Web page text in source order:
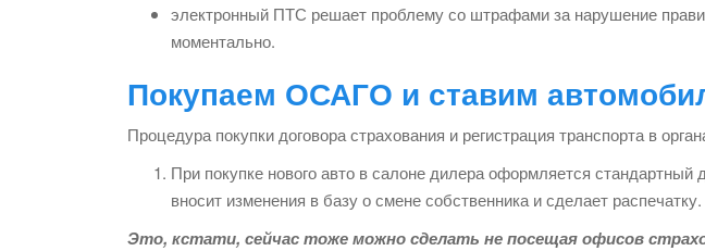
электронный ПТС решает проблему со штрафами за нарушение
моментально.
Покупаем ОСАГО и ставим
Процедура покупки договора страхования и регистрация транспорта в
При покупке нового авто в салоне дилера оформляется
вносит изменения в базу о смене собственника и сделает
Это, кстати, сейчас тоже можно сделать не посещая офисов